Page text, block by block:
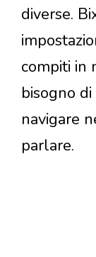
diverse.
compiti in
bisogno
navigare
parlare.